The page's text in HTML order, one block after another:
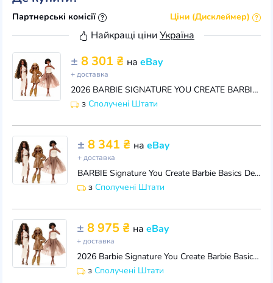
Партнерські комісії Ціни (Дисклеймер)
Найкращі ціни Україна
± 8 301 ₴ на eBay
+ доставка
2026 BARBIE SIGNATURE YOU CREATE BARBIE BASICS DELUXE KIT #4 JJX38
з Сполучені Штати
± 8 341 ₴ на eBay
+ доставка
BARBIE Signature You Create Barbie Basics Deluxe Kit #4 JJX38 New In Box
з Сполучені Штати
± 8 975 ₴ наeBay
+ доставка
2026 Barbie Signature You Create Barbie Basics Deluxe Kit #4 ~ JJX38 ~ NRFS
зСполучені Штати